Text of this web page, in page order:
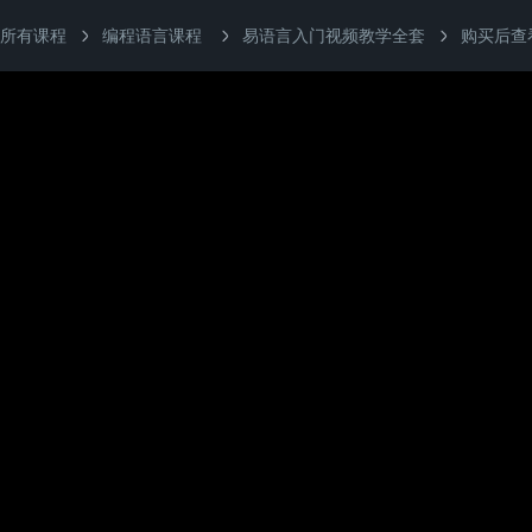
所有课程 编程语言课程 易语言入门视频教学全套 购买后查